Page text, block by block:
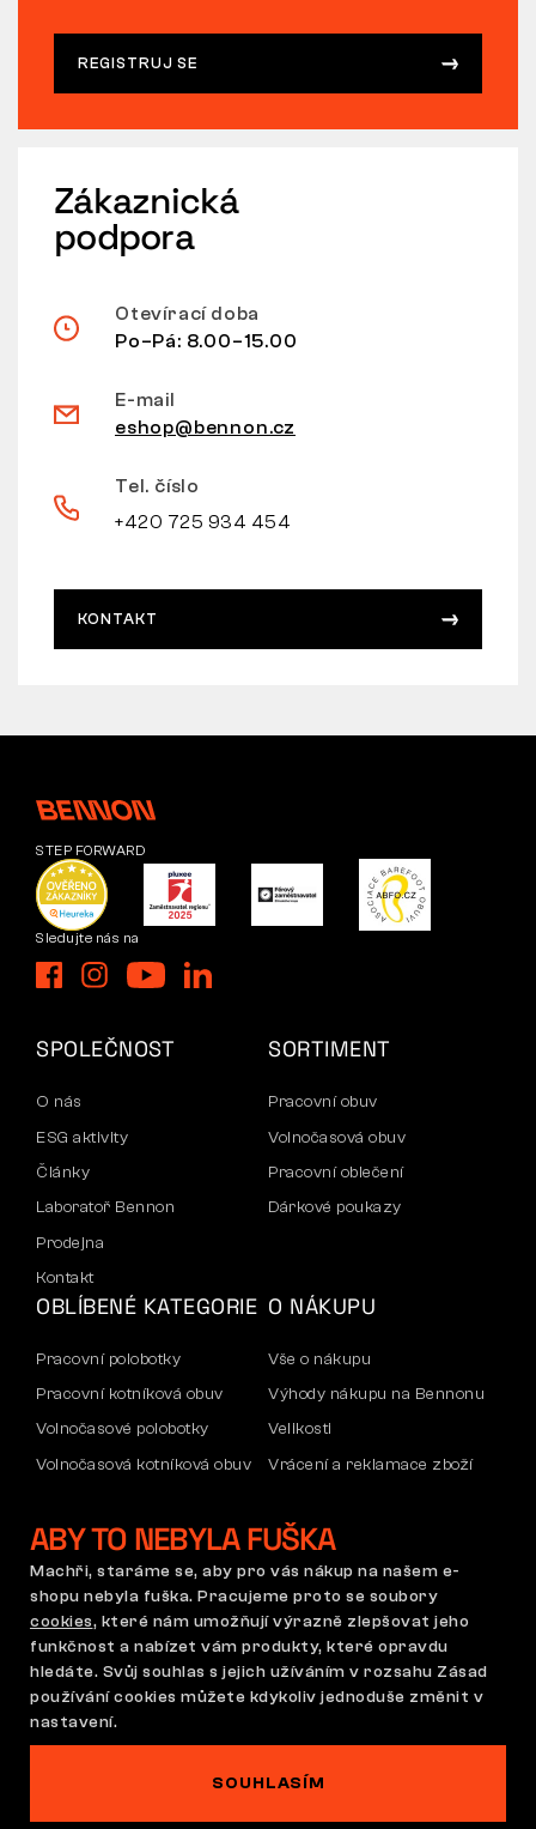
REGISTRUJ SE
Zákaznická
podpora
Otevírací doba
Po–Pá: 8.00–15.00
E-mail
eshop@bennon.cz
Tel. číslo
+420 725 934 454
KONTAKT
STEP FORWARD
Sledujte nás na
SPOLEČNOST
O nás
ESG aktivity
Články
Laboratoř Bennon
Prodejna
Kontakt
SORTIMENT
Pracovní obuv
Volnočasová obuv
Pracovní oblečení
Dárkové poukazy
OBLÍBENÉ KATEGORIE
Pracovní polobotky
Pracovní kotníková obuv
Volnočasové polobotky
Volnočasová kotníková obuv
Mikiny
O NÁKUPU
Vše o nákupu
Výhody nákupu na Bennonu
Velikosti
Vrácení a reklamace zboží
Firemní účet
Reklamace a záruka
Obchodní podmínky
Reklamační řád
Nastavení cookies
GDPR
ABY TO NEBYLA FUŠKA
Machři, staráme se, aby pro vás nákup na našem e-
shopu nebyla fuška. Pracujeme proto se soubory
cookies, které nám umožňují výrazně zlepšovat jeho
funkčnost a nabízet vám produkty, které opravdu
hledáte. Svůj souhlas s jejich užíváním v rozsahu Zásad
používání cookies můžete kdykoliv jednoduše změnit v
nastavení.
SOUHLASÍM